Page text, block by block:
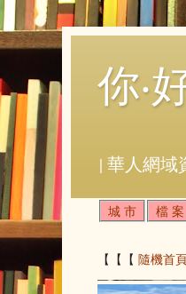
你‧
| 華人網域
城 市 檔 案
【【【 隨機首